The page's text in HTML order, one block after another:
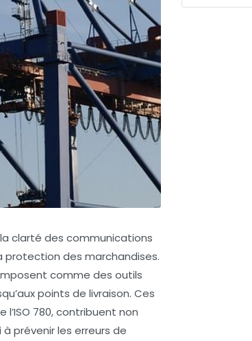
clarté des communications
protection des marchandises.
comme des outils
points de livraison. Ces
780, contribuent non
prévenir les erreurs de